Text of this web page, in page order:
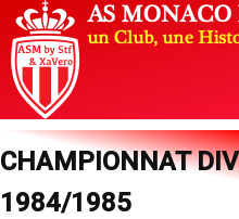
CHAMPIONNAT
1984/1985